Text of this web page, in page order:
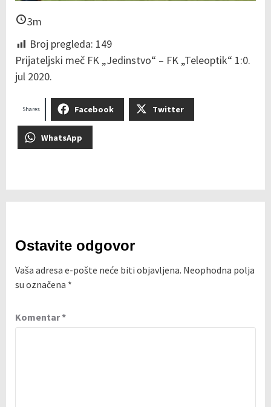
3m
Broj pregleda: 149
Prijateljski meč FK „Jedinstvo“ – FK „Teleoptik“ 1:0.
jul 2020.
Facebook Twitter
WhatsApp
Shares
Ostavite odgovor
Vaša adresa e-pošte neće biti objavljena. Neophodna polja
su označena *
Komentar*